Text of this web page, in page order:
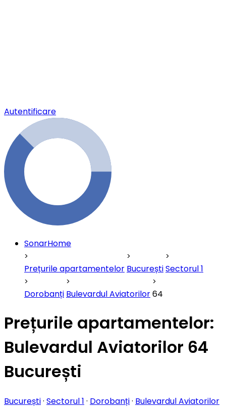
Autentificare
SonarHome
Prețurile apartamentelor BucureștiSectorul 1
Dorobanți Bulevardul Aviatorilor64
Prețurile apartamentelor:
Bulevardul Aviatorilor 64
București
București· Sectorul 1 · Dorobanți· Bulevardul Aviatorilor